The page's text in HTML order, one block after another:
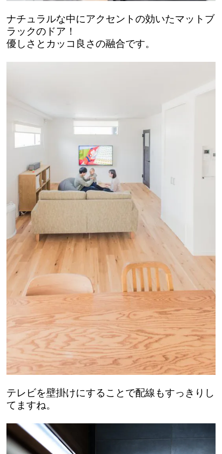
ナチュラルな中にアクセントの効いたマットブ
ラックのドア！
優しさとカッコ良さの融合です。
テレビを壁掛けにすることで配線もすっきりし
てますね。